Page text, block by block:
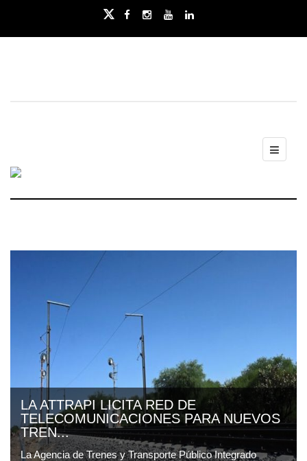
LA ATTRAPI LICITA RED DE
TELECOMUNICACIONES PARA NUEVOS
TREN...
La Agencia de Trenes y Transporte Público Integrado